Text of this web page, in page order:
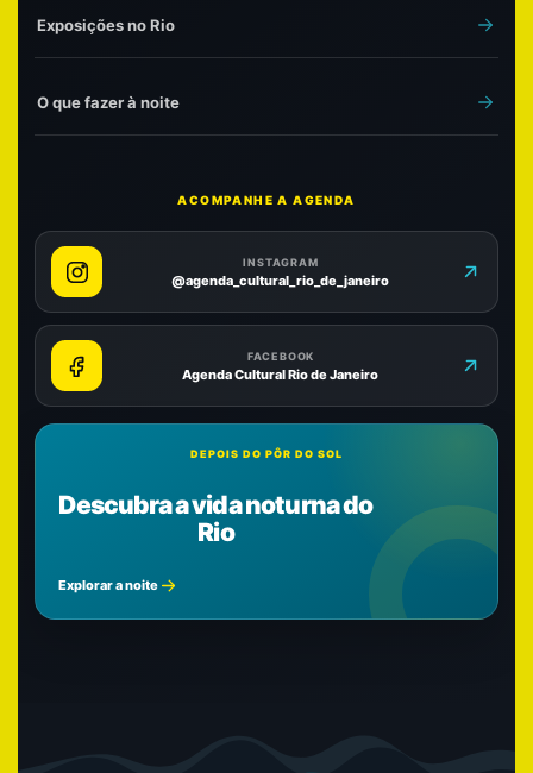
Exposições no Rio
O que fazer à noite
ACOMPANHE A AGENDA
INSTAGRAM
@agenda_cultural_rio_de_janeiro
FACEBOOK
Agenda Cultural Rio de Janeiro
DEPOIS DO PÔR DO SOL
Descubra a vida noturna do
Rio
Explorar a noite